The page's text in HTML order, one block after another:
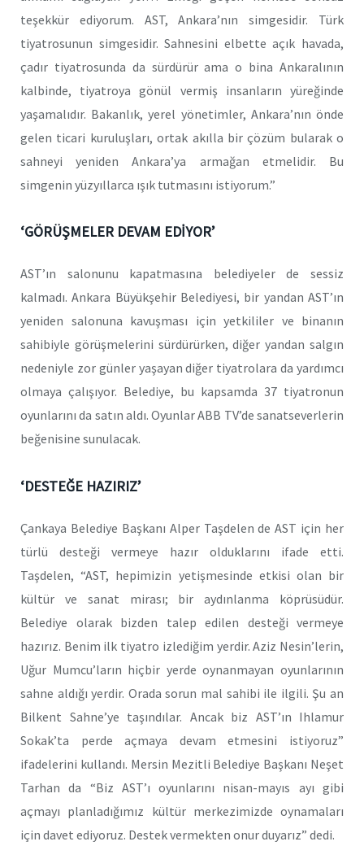
teşekkür ediyorum. AST, Ankara’nın simgesidir. Türk
tiyatrosunun simgesidir. Sahnesini elbette açık havada,
çadır tiyatrosunda da sürdürür ama o bina Ankaralının
kalbinde, tiyatroya gönül vermiş insanların yüreğinde
yaşamalıdır. Bakanlık, yerel yönetimler, Ankara’nın önde
gelen ticari kuruluşları, ortak akılla bir çözüm bularak o
sahneyi yeniden Ankara’ya armağan etmelidir. Bu
simgenin yüzyıllarca ışık tutmasını istiyorum.”
‘GÖRÜŞMELER DEVAM EDİYOR’
AST’ın salonunu kapatmasına belediyeler de sessiz
kalmadı. Ankara Büyükşehir Belediyesi, bir yandan AST’ın
yeniden salonuna kavuşması için yetkililer ve binanın
sahibiyle görüşmelerini sürdürürken, diğer yandan salgın
nedeniyle zor günler yaşayan diğer tiyatrolara da yardımcı
olmaya çalışıyor. Belediye, bu kapsamda 37 tiyatronun
oyunlarını da satın aldı. Oyunlar ABB TV’de sanatseverlerin
beğenisine sunulacak.
‘DESTEĞE HAZIRIZ’
Çankaya Belediye Başkanı Alper Taşdelen de AST için her
türlü desteği vermeye hazır olduklarını ifade etti.
Taşdelen, “AST, hepimizin yetişmesinde etkisi olan bir
kültür ve sanat mirası; bir aydınlanma köprüsüdür.
Belediye olarak bizden talep edilen desteği vermeye
hazırız. Benim ilk tiyatro izlediğim yerdir. Aziz Nesin’lerin,
Uğur Mumcu’ların hiçbir yerde oynanmayan oyunlarının
sahne aldığı yerdir. Orada sorun mal sahibi ile ilgili. Şu an
Bilkent Sahne’ye taşındılar. Ancak biz AST’ın Ihlamur
Sokak’ta perde açmaya devam etmesini istiyoruz”
ifadelerini kullandı. Mersin Mezitli Belediye Başkanı Neşet
Tarhan da “Biz AST’ı oyunlarını nisan-mayıs ayı gibi
açmayı planladığımız kültür merkezimizde oynamaları
için davet ediyoruz. Destek vermekten onur duyarız” dedi.